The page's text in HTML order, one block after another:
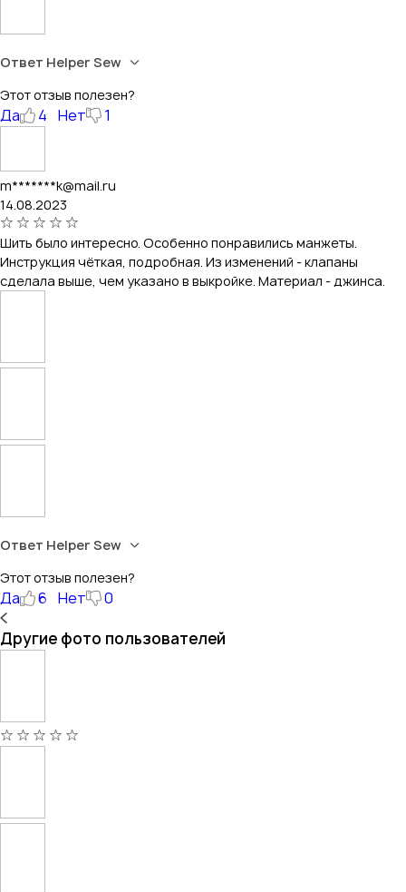
Ответ Helper Sew
Этот отзыв полезен?
Да 4 Нет 1
m*******k@mail.ru
14.08.2023
Шить было интересно. Особенно понравились манжеты.
Инструкция чёткая, подробная. Из изменений - клапаны
сделала выше, чем указано в выкройке. Материал - джинса.
Ответ Helper Sew
Этот отзыв полезен?
Да 6 Нет 0
Другие фото пользователей